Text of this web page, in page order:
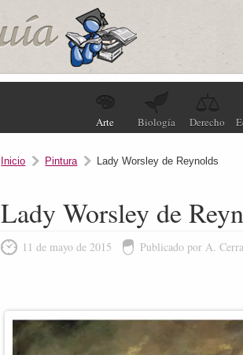
Arte Biología Derecho
Inicio Pintura Lady Worsley de Reynolds
Lady Worsley de
11 de mayo de 2015 Publicado por A. Cerra